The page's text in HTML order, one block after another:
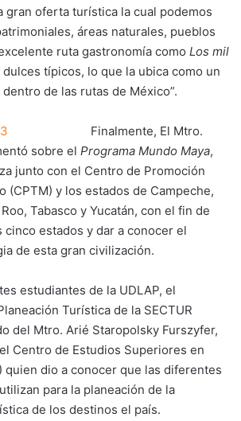
gran oferta turística la cual podemos
áreas naturales, pueblos
ruta gastronomía como Los mil
dulces típicos, lo que la ubica como un
de las rutas de México”.
Finalmente, El Mtro.
sobre el Programa Mundo Maya,
junto con el Centro de Promoción
(CPTM) y los estados de Campeche,
Tabasco y Yucatán, con el fin de
estados y dar a conocer el
de esta gran civilización.
estudiantes de la UDLAP, el
Turística de la SECTUR
del Mtro. Arié Staropolsky Furszyfer,
Centro de Estudios Superiores en
quien dio a conocer que las diferentes
para la planeación de la
de los destinos el país.